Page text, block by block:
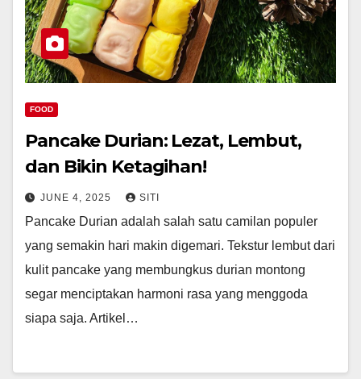
FOOD
Pancake Durian: Lezat, Lembut,
dan Bikin Ketagihan!
JUNE 4, 2025 SITI
Pancake Durian adalah salah satu camilan populer
yang semakin hari makin digemari. Tekstur lembut dari
kulit pancake yang membungkus durian montong
segar menciptakan harmoni rasa yang menggoda
siapa saja. Artikel…